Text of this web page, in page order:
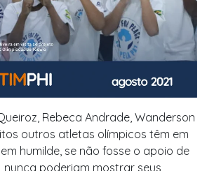
Rebeca Andrade, Wanderson
outros atletas olímpicos têm em
humilde, se não fosse o apoio de
nunca poderiam mostrar seus